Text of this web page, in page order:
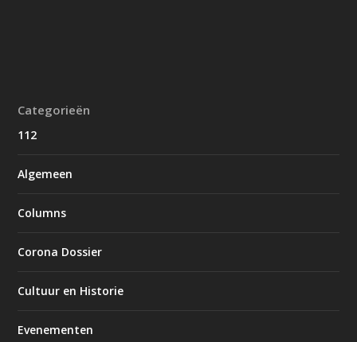
Categorieën
112
Algemeen
Columns
Corona Dossier
Cultuur en Historie
Evenementen